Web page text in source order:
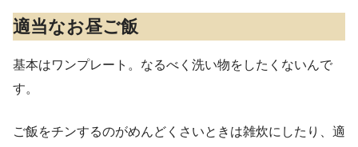
適当なお昼ご飯
基本はワンプレート。なるべく洗い物をしたくないんで
す。
ご飯をチンするのがめんどくさいときは雑炊にしたり、適